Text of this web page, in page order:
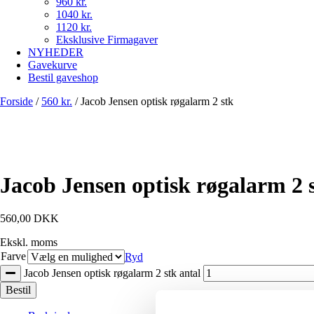
1040 kr.
1120 kr.
Eksklusive Firmagaver
NYHEDER
Gavekurve
Bestil gaveshop
Forside / 560 kr. /Jacob Jensen optisk røgalarm 2 stk
Jacob Jensen optisk røgalarm 2
560,00 DKK
Ekskl. moms
Farve
Ryd
Jacob Jensen optisk røgalarm 2 stk antal
Bestil